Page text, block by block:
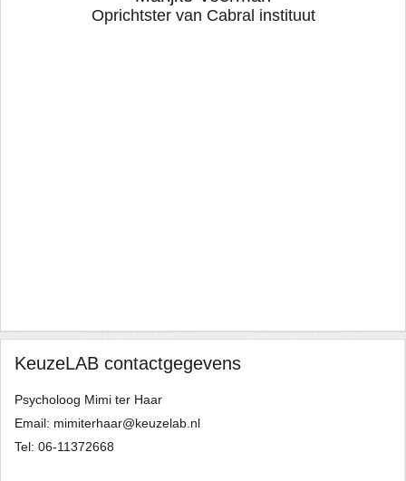
Oprichtster van Cabral instituut
KeuzeLAB contactgegevens
Psycholoog Mimi ter Haar
Email: mimiterhaar@keuzelab.nl
Tel: 06-11372668